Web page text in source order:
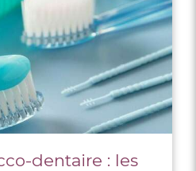
dentaire : les